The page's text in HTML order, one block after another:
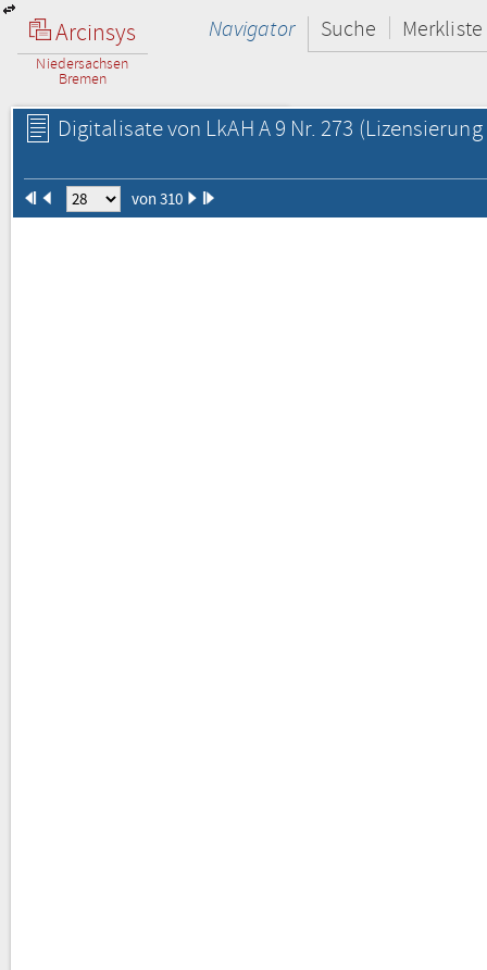
Arcinsys
Niedersachsen
Bremen
Navigator Suche Merkliste
Digitalisate von LkAH A 9 Nr. 273
von 310